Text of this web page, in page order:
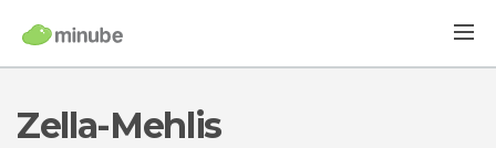
Zella-Mehlis